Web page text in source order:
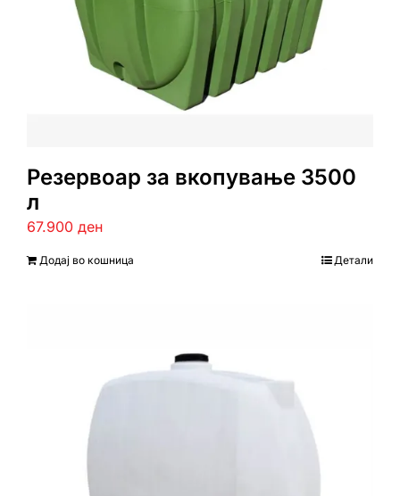
Резервоар за вкопување 3500
л
67.900 ден
Додај во кошница Детали